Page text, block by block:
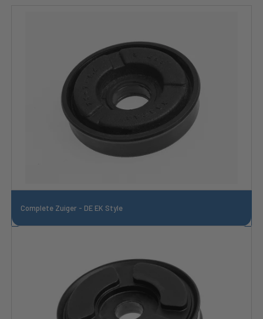
Complete Zuiger - DE EK Style